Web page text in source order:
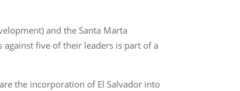
and the Santa Marta
five of their leaders is part of a
the incorporation of El Salvador into